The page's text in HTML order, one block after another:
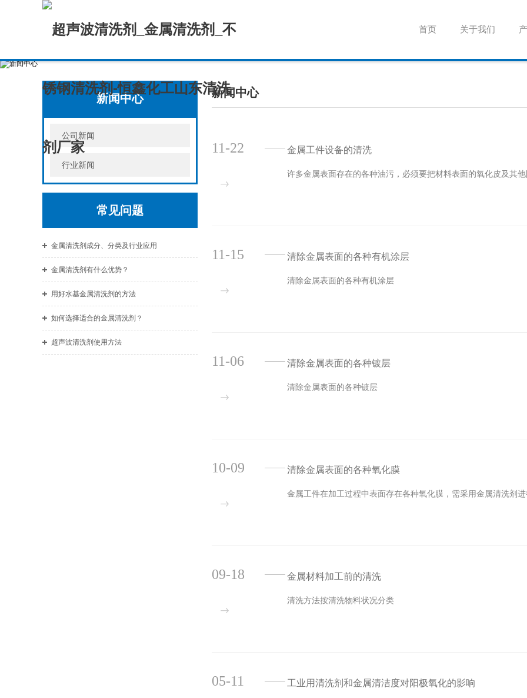
首页 关于我们
新闻中心
公司新闻
行业新闻
常见问题
金属清洗剂成分、分类及行业应用
金属清洗剂有什么优势？
用好水基金属清洗剂的方法
如何选择适合的金属清洗剂？
超声波清洗剂使用方法
新闻中心
金属工件设备的清洗
许多金属表面存在的各种油污，必须要把材料表面的氧化皮及其
11-22
清除金属表面的各种有机涂层
清除金属表面的各种有机涂层
11-15
清除金属表面的各种镀层
清除金属表面的各种镀层
11-06
清除金属表面的各种氧化膜
金属工件在加工过程中表面存在各种氧化膜，需采用金属清洗剂进
10-09
金属材料加工前的清洗
清洗方法按清洗物料状况分类
09-18
工业用清洗剂和金属清洁度对阳极氧化的影响
05-11